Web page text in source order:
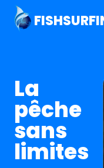
La
pêche
sans
limites